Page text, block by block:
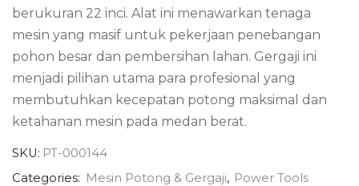
berukuran 22 inci. Alat ini menawarkan tenaga
mesin yang masif untuk pekerjaan penebangan
pohon besar dan pembersihan lahan. Gergaji ini
menjadi pilihan utama para profesional yang
membutuhkan kecepatan potong maksimal dan
ketahanan mesin pada medan berat.
SKU: PT-000144
Categories: Mesin Potong & Gergaji, Power Tools